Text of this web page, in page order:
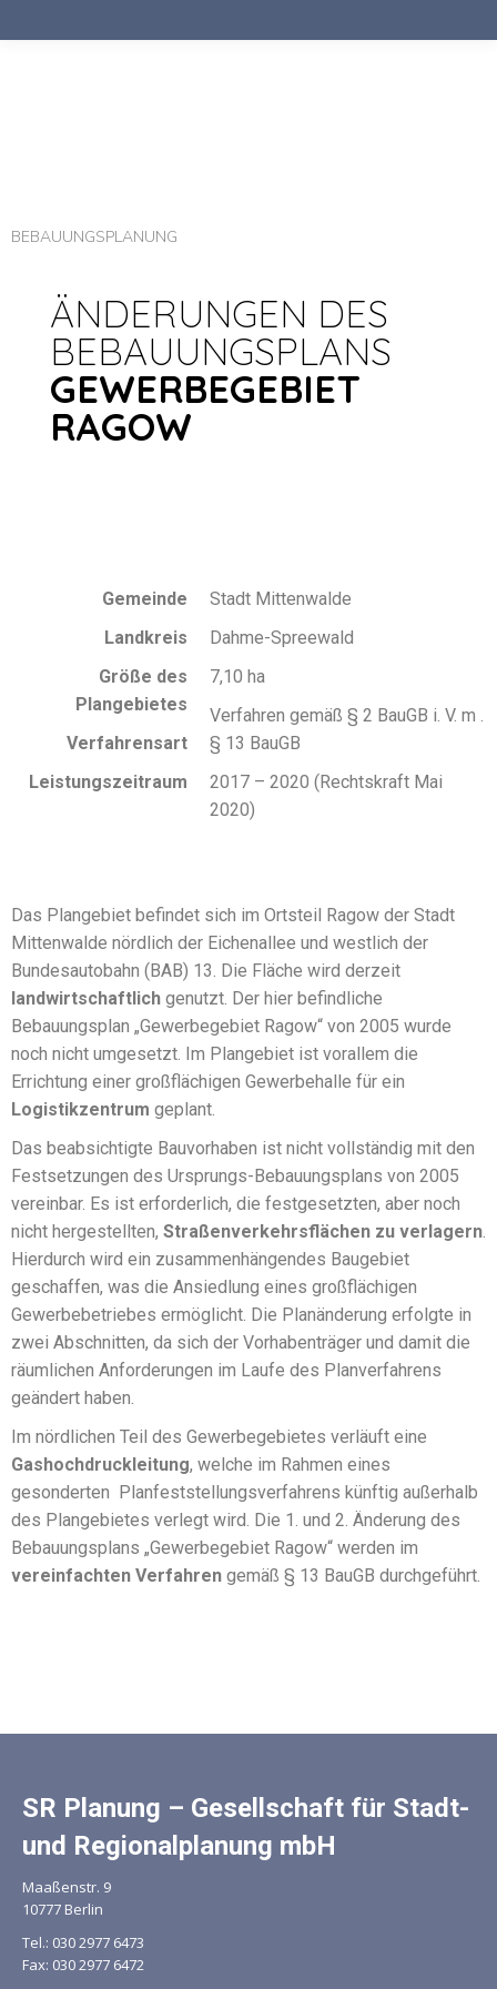
BEBAUUNGSPLANUNG
ÄNDERUNGEN DES
BEBAUUNGSPLANS
GEWERBEGEBIET
RAGOW
Gemeinde
Landkreis
Größe des
Plangebietes
Verfahrensart
Leistungszeitraum
Stadt Mittenwalde
Dahme-Spreewald
7,10 ha
Verfahren gemäß § 2 BauGB i. V. m .
§ 13 BauGB
2017 – 2020 (Rechtskraft Mai
2020)
Das Plangebiet befindet sich im Ortsteil Ragow der Stadt
Mittenwalde nördlich der Eichenallee und westlich der
Bundesautobahn (BAB) 13. Die Fläche wird derzeit
landwirtschaftlich genutzt. Der hier befindliche
Bebauungsplan „Gewerbegebiet Ragow“ von 2005 wurde
noch nicht umgesetzt. Im Plangebiet ist vorallem die
Errichtung einer großflächigen Gewerbehalle für ein
Logistikzentrum geplant.
Das beabsichtigte Bauvorhaben ist nicht vollständig mit den
Festsetzungen des Ursprungs-Bebauungsplans von 2005
vereinbar. Es ist erforderlich, die festgesetzten, aber noch
nicht hergestellten, Straßenverkehrsflächen zu verlagern.
Hierdurch wird ein zusammenhängendes Baugebiet
geschaffen, was die Ansiedlung eines großflächigen
Gewerbebetriebes ermöglicht. Die Planänderung erfolgte in
zwei Abschnitten, da sich der Vorhabenträger und damit die
räumlichen Anforderungen im Laufe des Planverfahrens
geändert haben.
Im nördlichen Teil des Gewerbegebietes verläuft eine
Gashochdruckleitung, welche im Rahmen eines
gesonderten Planfeststellungsverfahrens künftig außerhalb
des Plangebietes verlegt wird. Die 1. und 2. Änderung des
Bebauungsplans „Gewerbegebiet Ragow“ werden im
vereinfachten Verfahren gemäß § 13 BauGB durchgeführt.
SR Planung – Gesellschaft für Stadt-
und Regionalplanung mbH
Maaßenstr. 9
10777 Berlin
Tel.: 030 2977 6473
Fax: 030 2977 6472
Mit dem
Laden der
Karte